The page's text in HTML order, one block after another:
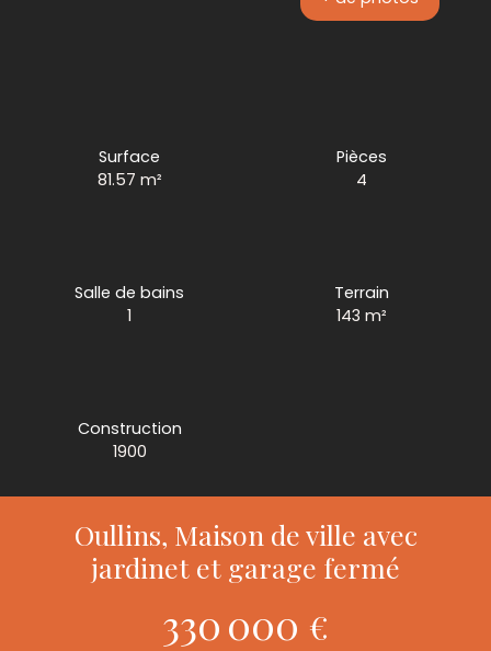
Surface
81.57 m²
Pièces
4
Salle de bains
1
Terrain
143 m²
Construction
1900
Oullins, Maison de ville avec
jardinet et garage fermé
330 000 €